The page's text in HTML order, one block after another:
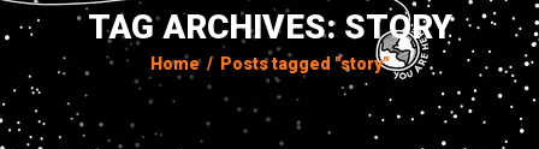
TAG ARCHIVES: STORY
Home / Posts tagged "story"